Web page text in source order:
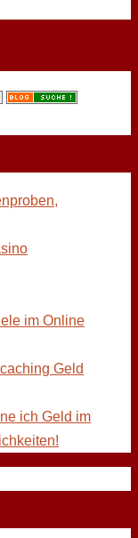
im Online
Geld
ich Geld im